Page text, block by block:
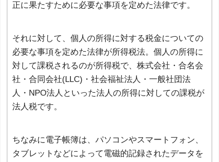
正に果たすために必要な事項を定めた法律です。
それに対して、個人の所得に対する税金についての
必要な事項を定めた法律が所得税法。個人の所得に
対して課税されるのが所得税で、株式会社・合名会
社・合同会社(LLC)・社会福祉法人・一般社団法
人・NPO法人といった法人の所得に対しての課税が
法人税です。
ちなみに電子帳簿は、パソコンやスマートフォン、
タブレットなどによって電磁的記録されたデータを